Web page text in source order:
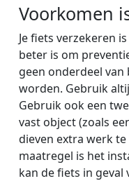
Voorkomen
Je fiets verzekeren
beter is om
geen onderdeel
worden. Gebruik
Gebruik ook een
vast object (zoals
dieven extra werk
maatregel is het
kan de fiets in